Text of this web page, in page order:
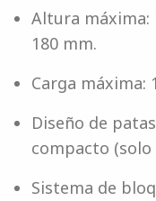
Altura máxima:
180 mm.
Carga máxima:
Diseño de
compacto
Sistema de